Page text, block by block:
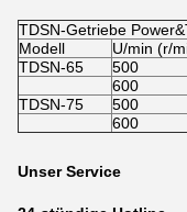
TDSN-Getriebe
Modell
U/min (r/
TDSN-65
500
600
TDSN-75
500
600
Unser Service